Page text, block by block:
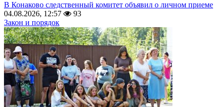
В Конаково следственный комитет объявил о личном приеме
04.08.2026, 12:57
93
Закон и порядок